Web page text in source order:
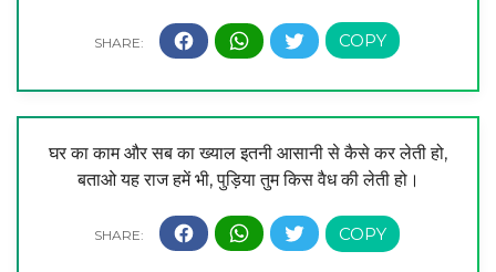
घर का काम और सब का ख्याल इतनी आसानी से कैसे कर लेती हो,
बताओ यह राज हमें भी, पुड़िया तुम किस वैध की लेती हो।